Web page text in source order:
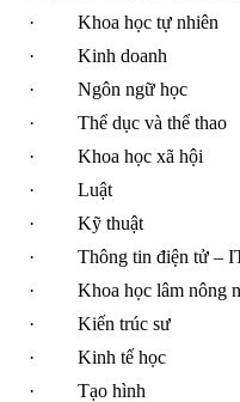
·
Khoa học tự nhiên
·
Kinh doanh
·
Ngôn ngữ học
·
Thể dục và thể thao
·
Khoa học xã hội
·
Luật
·
Kỹ thuật
·
Thông tin điện tử –
·
Khoa học lâm nông
·
Kiến trúc sư
·
Kinh tế học
·
Tạo hình